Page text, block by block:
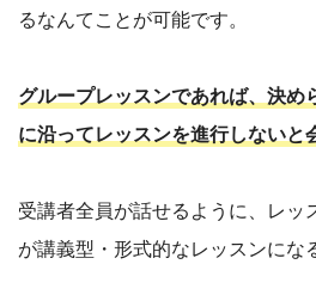
るなんてことが可能です。
グループレッスンであれば、決め
に沿ってレッスンを進行しないと
受講者全員が話せるように、レッ
が講義型・形式的なレッスンにな